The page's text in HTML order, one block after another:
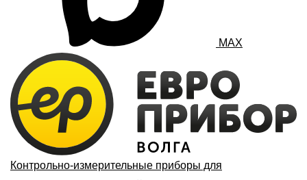
MAX
Контрольно-измерительные приборы для